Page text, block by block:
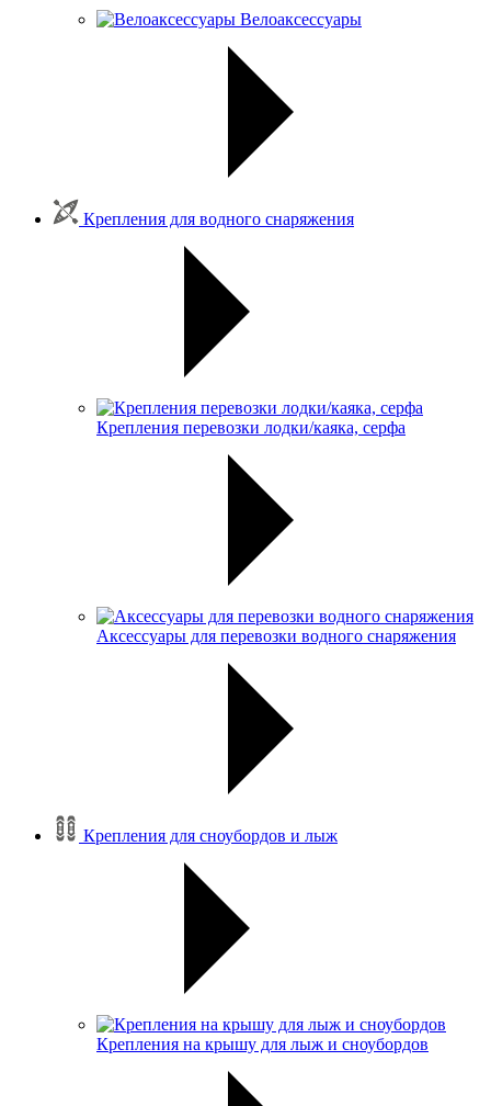
Велоаксессуары
Крепления для водного снаряжения
Крепления перевозки лодки/каяка, серфа
Аксессуары для перевозки водного снаряжения
Крепления для сноубордов и лыж
Крепления на крышу для лыж и сноубордов